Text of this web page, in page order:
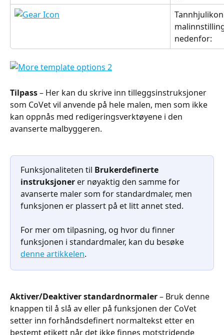
nedenfor:
Tilpass – Her kan du skrive inn tilleggsinstruksjoner
som CoVet vil anvende på hele malen, men som ikke
kan oppnås med redigeringsverktøyene i den
avanserte malbyggeren.
Funksjonaliteten til Brukerdefinerte
instruksjoner er nøyaktig den samme for
avanserte maler som for standardmaler, men
funksjonen er plassert på et litt annet sted.
For mer om tilpasning, og hvor du finner
funksjonen i standardmaler, kan du besøke
denne artikkelen.
Aktiver/Deaktiver standardnormaler – Bruk denne
knappen til å slå av eller på funksjonen der CoVet
setter inn forhåndsdefinert normaltekst etter en
bestemt etikett når det ikke finnes motstridende